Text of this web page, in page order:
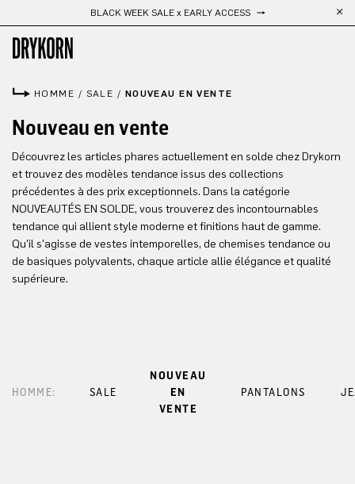
Passer au contenu principalBLACK WEEK SALE x EARLY ACCESS
HOMME / SALE / NOUVEAU EN VENTE
Nouveau en vente
Découvrez les articles phares actuellement en solde chez Drykorn
et trouvez des modèles tendance issus des collections
précédentes à des prix exceptionnels. Dans la catégorie
NOUVEAUTÉS EN SOLDE, vous trouverez des incontournables
tendance qui allient style moderne et finitions haut de gamme.
Qu'il s'agisse de vestes intemporelles, de chemises tendance ou
de basiques polyvalents, chaque article allie élégance et qualité
supérieure.
HOMME: SALE
NOUVEAU
EN
VENTE
PANTALONS